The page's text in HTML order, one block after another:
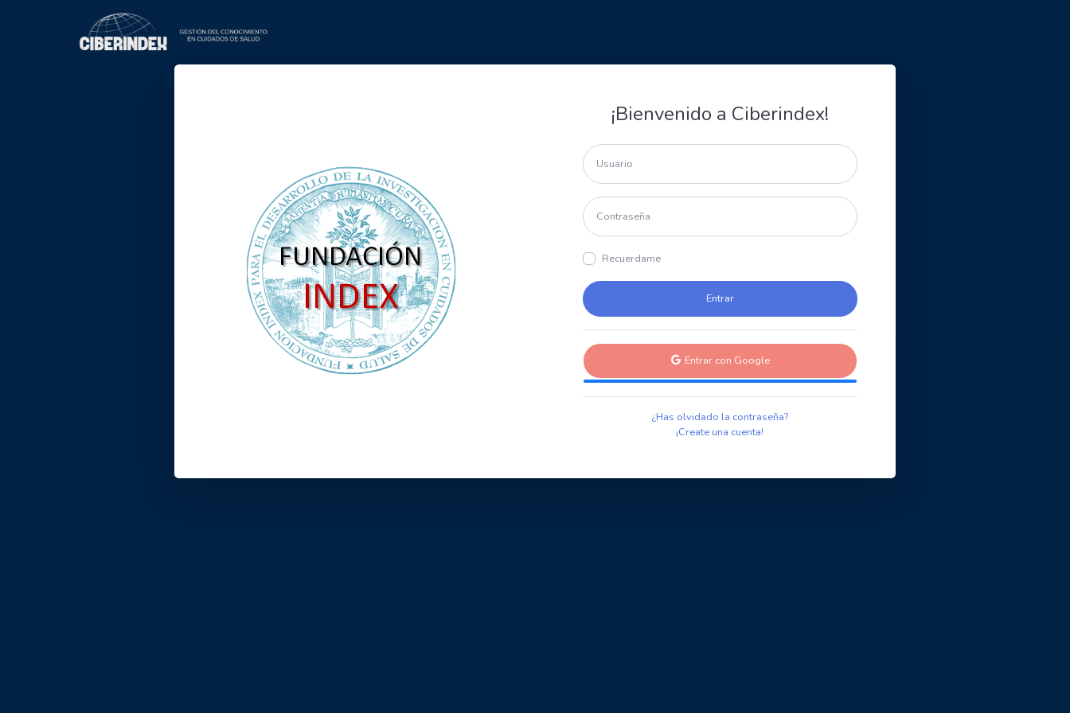
¡Bienvenido a Ciberindex!
Recuerdame
Entrar con Google
¿Has olvidado la contraseña?
¡Create una cuenta!